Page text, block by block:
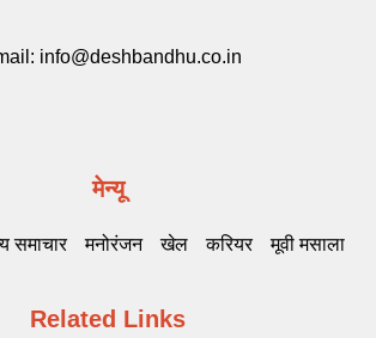
info@deshbandhu.co.in
मेन्यू
समाचार मनोरंजन खेल करियर मूवी मसाला
Related Links